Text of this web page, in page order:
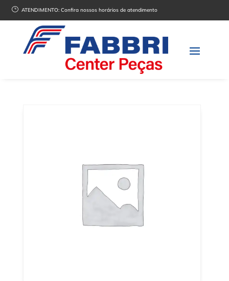
} ATENDIMENTO:Confira nossos horários de atendimento